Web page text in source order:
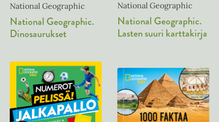
ä
l
i
h
t
e
e
n
National Geographic
National Geographic.
Dinosaurukset
National Geographic
National Geographic.
Lasten suuri karttakirja